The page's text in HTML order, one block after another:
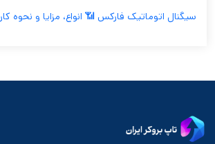
سیگنال اتوماتیک فارکس 📶 انواع، مزایا و نحوه کار